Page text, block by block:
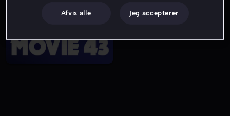
Afvis alle Jeg accepterer